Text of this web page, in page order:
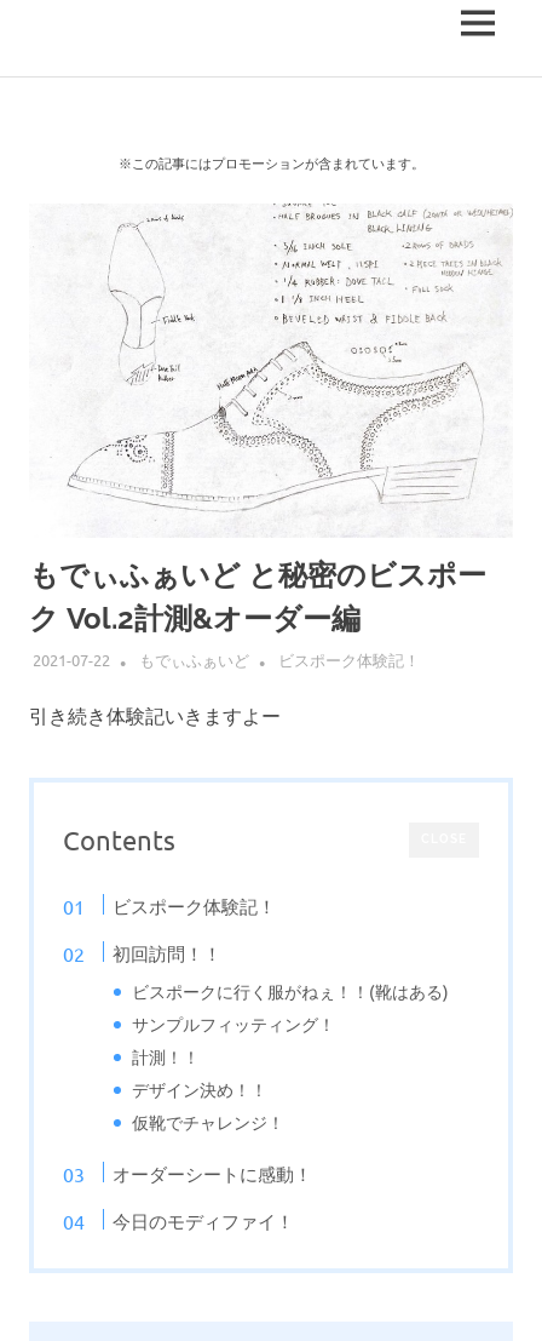
MENU
※この記事にはプロモーションが含まれています。
もでぃふぁいど と秘密のビスポー
ク Vol.2計測&オーダー編
2021-07-22 もでぃふぁいど ビスポーク体験記！
引き続き体験記いきますよー
Contents
ビスポーク体験記！
初回訪問！！
ビスポークに行く服がねぇ！！(靴はある)
サンプルフィッティング！
計測！！
デザイン決め！！
仮靴でチャレンジ！
オーダーシートに感動！
今日のモディファイ！